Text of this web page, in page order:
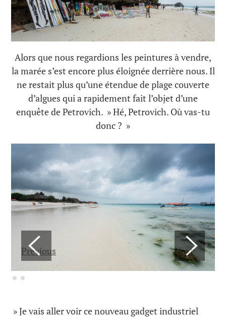
Alors que nous regardions les peintures à vendre,
la marée s’est encore plus éloignée derrière nous. Il
ne restait plus qu’une étendue de plage couverte
d’algues qui a rapidement fait l’objet d’une
enquête de Petrovich. » Hé, Petrovich. Où vas-tu
donc ? »
Previous Next
» Je vais aller voir ce nouveau gadget industriel